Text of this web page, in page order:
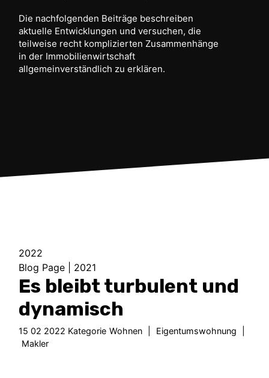
Die nachfolgenden Beiträge beschreiben
aktuelle Entwicklungen und versuchen, die
teilweise recht komplizierten Zusammenhänge
in der Immobilienwirtschaft
allgemeinverständlich zu erklären.
2022
Blog Page
2021
Es bleibt turbulent und
dynamisch
15 02 2022 Kategorie Wohnen Eigentumswohnung
Makler